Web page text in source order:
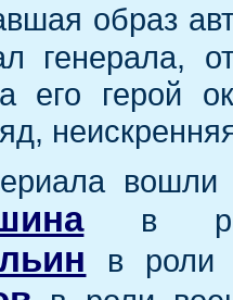
образ
генерала,
его герой
вошли
в
в роли